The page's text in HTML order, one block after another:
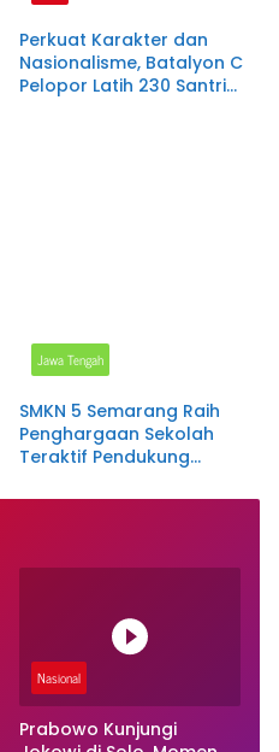
Perkuat Karakter dan
Nasionalisme, Batalyon C
Pelopor Latih 230 Santri
Jawa Tengah
SMKN 5 Semarang Raih
Penghargaan Sekolah
Teraktif Pendukung
Mengajar pada Jateng
Nasional
Prabowo Kunjungi